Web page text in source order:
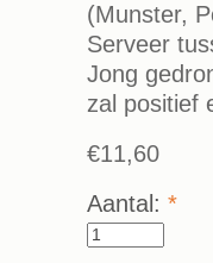
(Munster,
Serveer
Jong
zal positief
€11,60
Aantal: *